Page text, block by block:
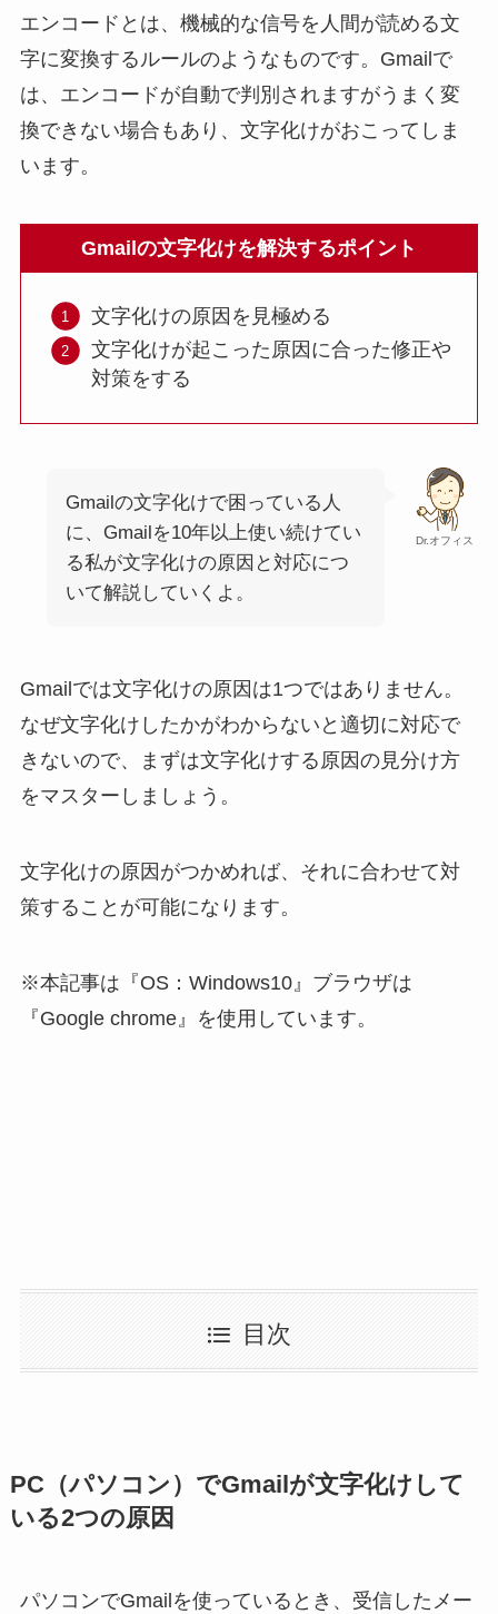
エンコードとは、機械的な信号を人間が読める文
字に変換するルールのようなものです。Gmailで
は、エンコードが自動で判別されますがうまく変
換できない場合もあり、文字化けがおこってしま
います。
Gmailの文字化けを解決するポイント
文字化けの原因を見極める
文字化けが起こった原因に合った修正や
対策をする
Dr.オフィス
Gmailの文字化けで困っている人
に、Gmailを10年以上使い続けてい
る私が文字化けの原因と対応につ
いて解説していくよ。
Gmailでは文字化けの原因は1つではありません。
なぜ文字化けしたかがわからないと適切に対応で
きないので、まずは文字化けする原因の見分け方
をマスターしましょう。
文字化けの原因がつかめれば、それに合わせて対
策することが可能になります。
※本記事は『OS：Windows10』ブラウザは
『Google chrome』を使用しています。
目次
PC（パソコン）でGmailが文字化けして
いる2つの原因
パソコンでGmailを使っているとき、受信したメー